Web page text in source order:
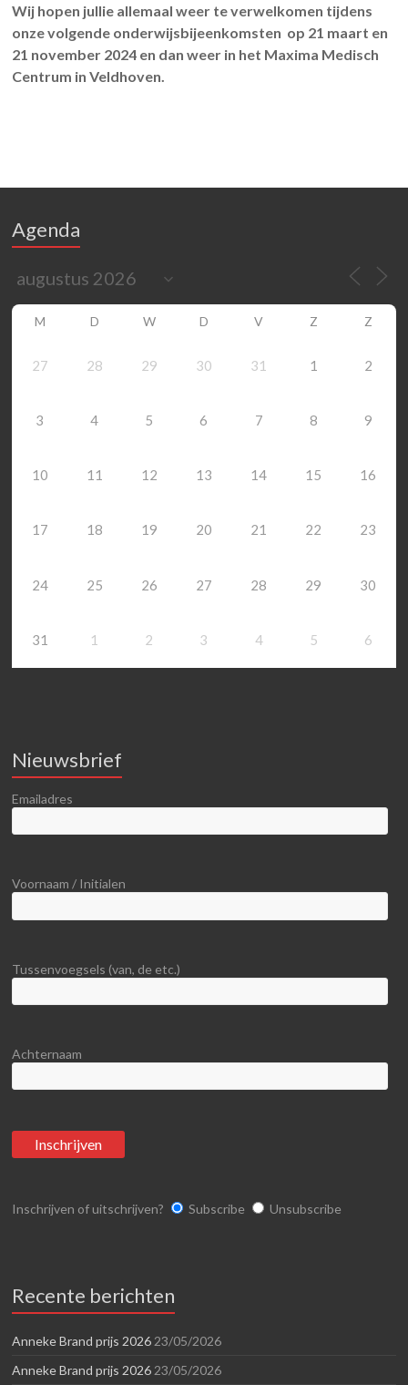
Wij hopen jullie allemaal weer te verwelkomen tijdens
onze volgende onderwijsbijeenkomsten op 21 maart en
21 november 2024 en dan weer in het Maxima Medisch
Centrum in Veldhoven.
Agenda
M D W D V Z Z
27 28 29 30 31 1 2
3 4 5 6 7 8 9
10 11 12 13 14 15 16
17 18 19 20 21 22 23
24 25 26 27 28 29 30
31 1 2 3 4 5 6
Nieuwsbrief
Emailadres
Voornaam / Initialen
Tussenvoegsels (van, de etc.)
Achternaam
Inschrijven of uitschrijven? Subscribe Unsubscribe
Recente berichten
Anneke Brand prijs 2026 23/05/2026
Anneke Brand prijs 2026 23/05/2026